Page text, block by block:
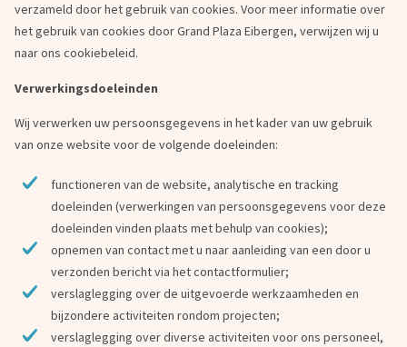
verzameld door het gebruik van cookies. Voor meer informatie over
het gebruik van cookies door Grand Plaza Eibergen, verwijzen wij u
naar ons cookiebeleid.
Verwerkingsdoeleinden
Wij verwerken uw persoonsgegevens in het kader van uw gebruik
van onze website voor de volgende doeleinden:
functioneren van de website, analytische en tracking
doeleinden (verwerkingen van persoonsgegevens voor deze
doeleinden vinden plaats met behulp van cookies);
opnemen van contact met u naar aanleiding van een door u
verzonden bericht via het contactformulier;
verslaglegging over de uitgevoerde werkzaamheden en
bijzondere activiteiten rondom projecten;
verslaglegging over diverse activiteiten voor ons personeel,